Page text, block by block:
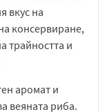
вкус на
консервиране,
трайността и
аромат и
веяната риба.